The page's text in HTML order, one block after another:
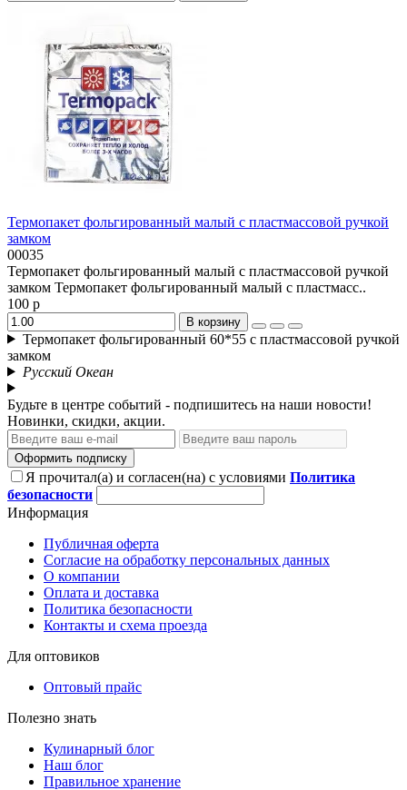
Термопакет фольгированный малый с пластмассовой ручкой
замком
00035
Термопакет фольгированный малый с пластмассовой ручкой
замком Термопакет фольгированный малый с пластмасс..
100 р
В корзину
Термопакет фольгированный 60*55 с пластмассовой ручкой
замком
Русский Океан
Будьте в центре событий - подпишитесь на наши новости!
Новинки, скидки, акции.
Оформить подписку
Я прочитал(а) и согласен(на) с условиями Политика
безопасности
Информация
Публичная оферта
Согласие на обработку персональных данных
О компании
Оплата и доставка
Политика безопасности
Контакты и схема проезда
Для оптовиков
Оптовый прайс
Полезно знать
Кулинарный блог
Наш блог
Правильное хранение